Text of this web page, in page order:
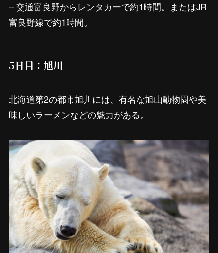
– 交通富良野からレンタカーで約1時間。またはJR
富良野線で約1時間。
5日目：旭川
北海道第2の都市旭川には、有名な旭山動物園や美
味しいラーメンなどの魅力がある。